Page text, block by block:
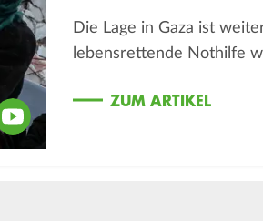
Die Lage in Gaza ist
lebensrettende Nothilfe
ZUM ARTIKEL